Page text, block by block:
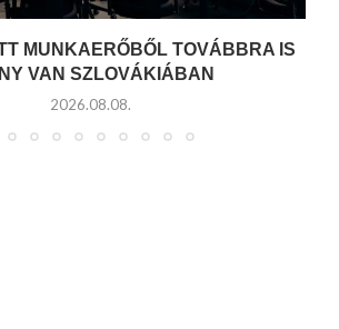
MUNKAERŐBŐL TOVÁBBRA IS
VAN SZLOVÁKIÁBAN
2026.08.08.